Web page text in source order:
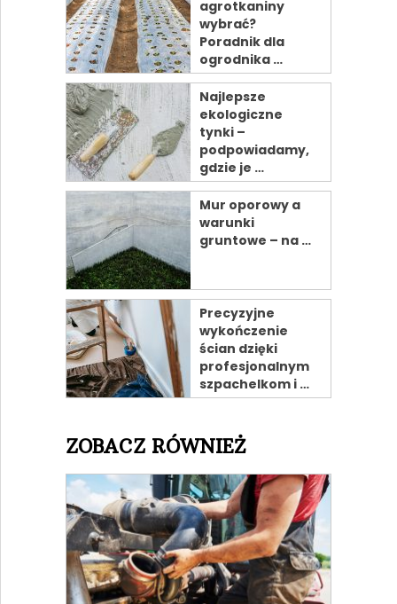
agrotkaniny
wybrać?
Poradnik dla
ogrodnika …
Najlepsze
ekologiczne
tynki –
podpowiadamy,
gdzie je …
Mur oporowy a
warunki
gruntowe – na …
Precyzyjne
wykończenie
ścian dzięki
profesjonalnym
szpachelkom i …
ZOBACZ RÓWNIEŻ